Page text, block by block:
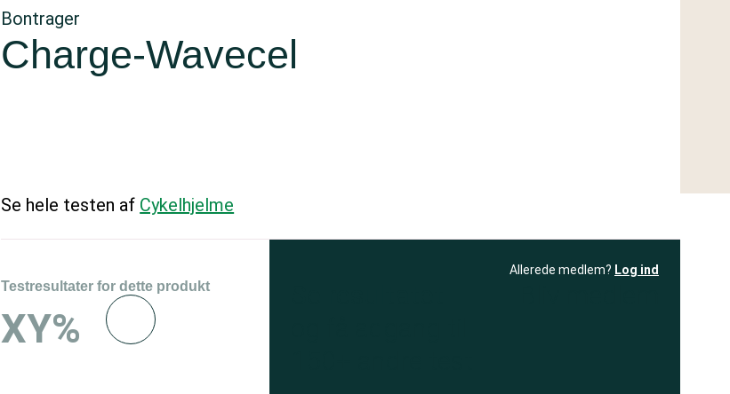
Bontrager
Charge-Wavecel
Se hele testen af Cykelhjelme
Testresultater for dette produkt
XY%
Allerede medlem? Log ind